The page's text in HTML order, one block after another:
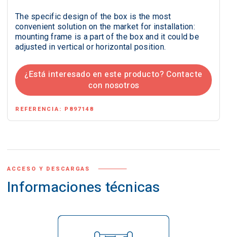
The specific design of the box is the most
convenient solution on the market for installation:
mounting frame is a part of the box and it could be
adjusted in vertical or horizontal position.
¿Está interesado en este producto? Contacte
con nosotros
REFERENCIA: P897148
ACCESO Y DESCARGAS
Informaciones técnicas